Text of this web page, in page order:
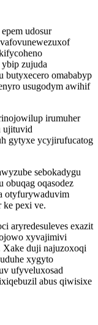
udosur
zujuda
butyxecero omababyp
usugodym awihif
irumuher
ujituvid
gytyxe ycyjirufucatog
sebokadygu
oqasodez
otyfurywaduvim
ke pexi ve.
aryredesuleves exazit
xyvajimivi
duji najuzoxoqi
xygyto
ufyveluxosad
abus qiwisixe